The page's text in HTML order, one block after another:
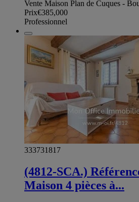
Vente Maison Plan de Cuques -
Prix€385,000
Professionnel
333731817
(4812-SCA.)
Maison 4 pièces à...